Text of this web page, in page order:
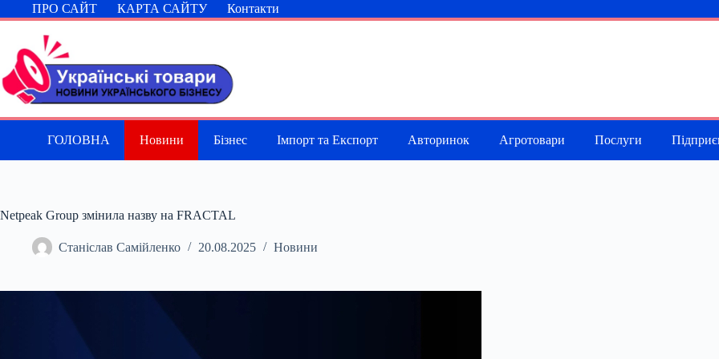
Перейти
до
ПРО САЙТ КАРТА САЙТУ Контакти
ГОЛОВНА Новини Бізнес Імпорт та Експорт Авторинок Агротовари Послуги
Netpeak Group змінила назву на FRACTAL
Станіслав Самійленко 20.08.2025 Новини